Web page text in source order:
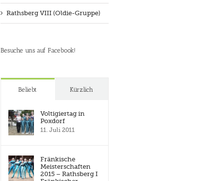
Rathsberg VIII (Oldie-Gruppe)
Besuche uns auf Facebook!
Beliebt Kürzlich
Voltigiertag in
Poxdorf
11. Juli 2011
Fränkische
Meisterschaften
2015 – Rathsberg I